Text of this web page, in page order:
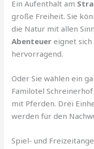
Ein Aufenthalt am
große Freiheit. Sie
die Natur mit allen
Abenteuer eignet sich
hervorragend.
Oder Sie wählen ein
Familotel
mit Pferden. Drei
werden für den
Spiel- und